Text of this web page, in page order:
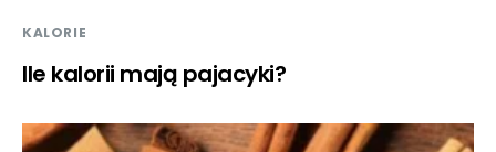
KALORIE
Ile kalorii mają pajacyki?